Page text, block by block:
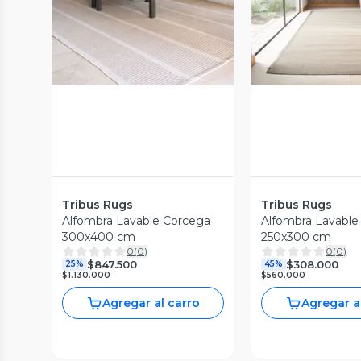
Vista Previa
Tribus Rugs
Alfombra Lavable Corcega
300x400 cm
0(0)
25% $847.500
$1.130.000
Agregar al carro
Vista
Tribus Rugs
Alfombra
250x300 cm
0(0)
45% $308.000
$560.000
Agregar